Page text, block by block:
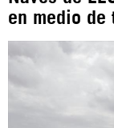
en medio de